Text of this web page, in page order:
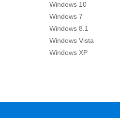
Windows 10
Windows 7
Windows 8.1
Windows Vista
Windows XP